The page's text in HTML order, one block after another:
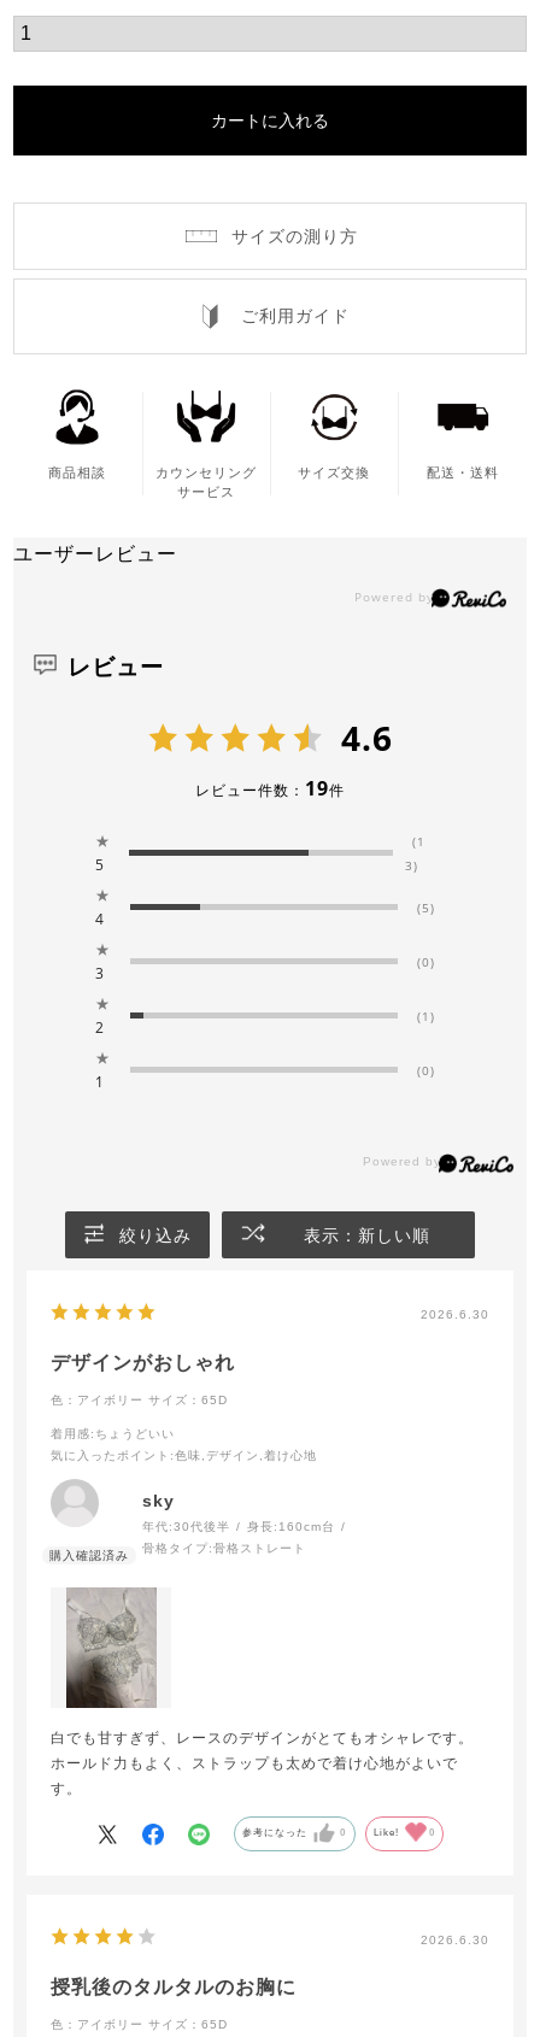
カートに入れる
サイズの測り方
ご利用ガイド
商品相談
カウンセリング
サービス
サイズ交換 配送・送料
ユーザーレビュー
レビュー
4.6
レビュー件数： 19件
★
5
(1
3)
★
4
(5)
★
3
(0)
★
2
(1)
★
1
(0)
絞り込み 表示：新しい順
2026.6.30
デザインがおしゃれ
色：アイボリー サイズ：65D
着用感:ちょうどいい
気に入ったポイント :色味,デザイン,着け心地
sky
年代:30代後半 身長: 160cm台
骨格タイプ:骨格ストレート
白でも甘すぎず、レースのデザインがとてもオシャレです。
ホールド力もよく、ストラップも太めで着け心地がよいで
す。
参考になった 0 Like! 0
2026.6.30
授乳後のタルタルのお胸に
色：アイボリー サイズ：65D